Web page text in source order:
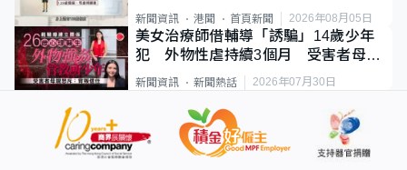
類案最惡劣
新聞資訊 港聞 首頁新聞 2026年08月05日
美女治療師借輔導「誘騙」14歲少年
犯 外物性虐持續3個月 受害者母：
要保護其他人
新聞資訊 新聞熱話 2026年07月30日